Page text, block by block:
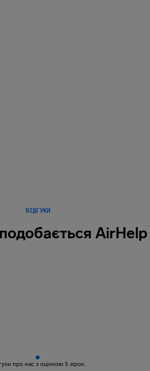
ВІДГУКИ
AirHelp
про нас з оцінкою 5 зірок.